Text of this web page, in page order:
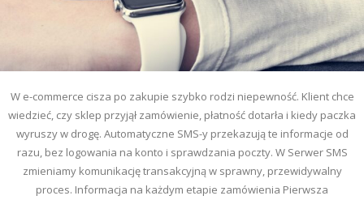
W e-commerce cisza po zakupie szybko rodzi niepewność. Klient chce
wiedzieć, czy sklep przyjął zamówienie, płatność dotarła i kiedy paczka
wyruszy w drogę. Automatyczne SMS-y przekazują te informacje od
razu, bez logowania na konto i sprawdzania poczty. W Serwer SMS
zmieniamy komunikację transakcyjną w sprawny, przewidywalny
proces. Informacja na każdym etapie zamówienia Pierwsza